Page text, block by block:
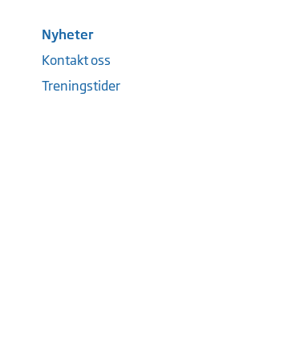
Nyheter
Kontakt oss
Treningstider